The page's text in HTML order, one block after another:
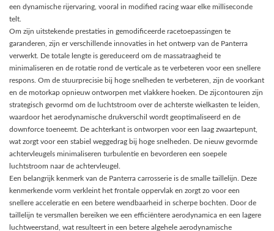
een dynamische rijervaring, vooral in modified racing waar elke milliseconde
telt.
Om zijn uitstekende prestaties in gemodificeerde racetoepassingen te
garanderen, zijn er verschillende innovaties in het ontwerp van de Panterra
verwerkt. De totale lengte is gereduceerd om de massatraagheid te
minimaliseren en de rotatie rond de verticale as te verbeteren voor een snellere
respons. Om de stuurprecisie bij hoge snelheden te verbeteren, zijn de voorkant
en de motorkap opnieuw ontworpen met vlakkere hoeken. De zijcontouren zijn
strategisch gevormd om de luchtstroom over de achterste wielkasten te leiden,
waardoor het aerodynamische drukverschil wordt geoptimaliseerd en de
downforce toeneemt. De achterkant is ontworpen voor een laag zwaartepunt,
wat zorgt voor een stabiel weggedrag bij hoge snelheden. De nieuw gevormde
achtervleugels minimaliseren turbulentie en bevorderen een soepele
luchtstroom naar de achtervleugel.
Een belangrijk kenmerk van de Panterra carrosserie is de smalle taillelijn. Deze
kenmerkende vorm verkleint het frontale oppervlak en zorgt zo voor een
snellere acceleratie en een betere wendbaarheid in scherpe bochten. Door de
taillelijn te versmallen bereiken we een efficiëntere aerodynamica en een lagere
luchtweerstand, wat resulteert in een betere algehele aerodynamische